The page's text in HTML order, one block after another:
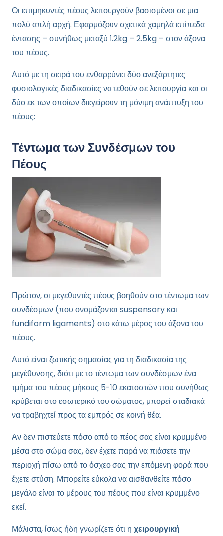
Οι επιμηκυντές πέους λειτουργούν βασισμένοι σε μια
πολύ απλή αρχή. Εφαρμόζουν σχετικά χαμηλά επίπεδα
έντασης – συνήθως μεταξύ 1.2kg – 2.5kg – στον άξονα
του πέους.
Αυτό με τη σειρά του ενθαρρύνει δύο ανεξάρτητες
φυσιολογικές διαδικασίες να τεθούν σε λειτουργία και οι
δύο εκ των οποίων διεγείρουν τη μόνιμη ανάπτυξη του
πέους:
Τέντωμα των Συνδέσμων του
Πέους
Πρώτον, οι μεγεθυντές πέους βοηθούν στο τέντωμα των
συνδέσμων (που ονομάζονται suspensory και
fundiform ligaments) στο κάτω μέρος του άξονα του
πέους.
Αυτό είναι ζωτικής σημασίας για τη διαδικασία της
μεγέθυνσης, διότι με το τέντωμα των συνδέσμων ένα
τμήμα του πέους μήκους 5-10 εκατοστών που συνήθως
κρύβεται στο εσωτερικό του σώματος, μπορεί σταδιακά
να τραβηχτεί προς τα εμπρός σε κοινή θέα.
Αν δεν πιστεύετε πόσο από το πέος σας είναι κρυμμένο
μέσα στο σώμα σας, δεν έχετε παρά να πιάσετε την
περιοχή πίσω από το όσχεο σας την επόμενη φορά που
έχετε στύση. Μπορείτε εύκολα να αισθανθείτε πόσο
μεγάλο είναι το μέρους του πέους που είναι κρυμμένο
εκεί.
Μάλιστα, ίσως ήδη γνωρίζετε ότι η χειρουργική